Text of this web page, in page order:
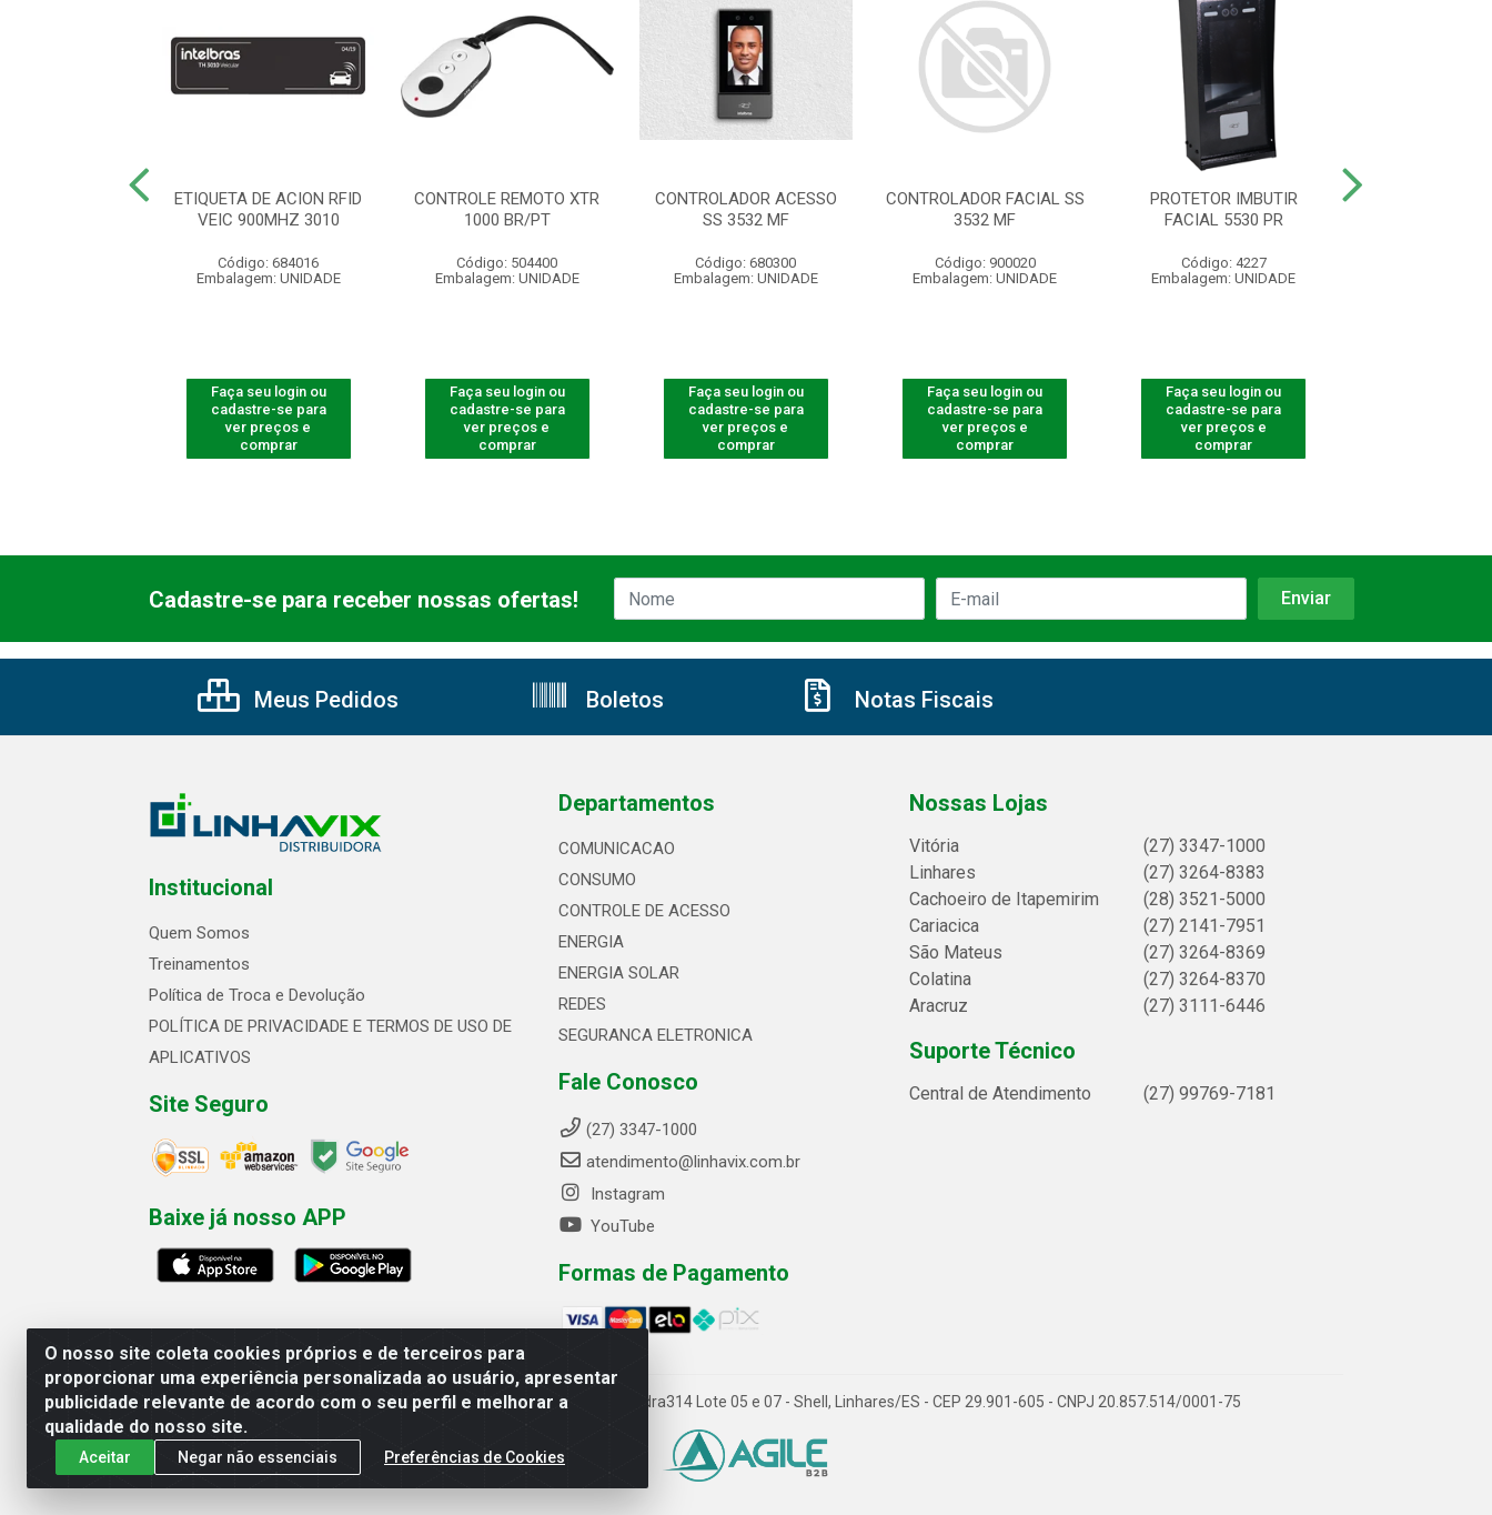
ETIQUETA DE ACION RFID
VEIC 900MHZ 3010
Código: 684016
Embalagem: UNIDADE
Faça seu login ou
cadastre-se para
ver preços e
comprar
CONTROLE REMOTO XTR
1000 BR/PT
Código: 504400
Embalagem: UNIDADE
Faça seu login ou
cadastre-se para
ver preços e
comprar
CONTROLADOR ACESSO
SS 3532 MF
Código: 680300
Embalagem: UNIDADE
Faça seu login ou
cadastre-se para
ver preços e
comprar
CONTROLADOR FACIAL SS
3532 MF
Código: 900020
Embalagem: UNIDADE
Faça seu login ou
cadastre-se para
ver preços e
comprar
PROTETOR IMBUTIR
FACIAL 5530 PR
Código: 4227
Embalagem: UNIDADE
Faça seu login ou
cadastre-se para
ver preços e
comprar
O nosso site coleta cookies próprios e de terceiros para
proporcionar uma experiência personalizada ao usuário, apresentar
publicidade relevante de acordo com o seu perfil e melhorar a
qualidade do nosso site.
Aceitar Negar não essenciais Preferências de Cookies
Cadastre-se para receber nossas ofertas!
Meus Pedidos Boletos Notas Fiscais
Institucional
Quem Somos
Treinamentos
Política de Troca e Devolução
POLÍTICA DE PRIVACIDADE E TERMOS DE USO DE
APLICATIVOS
Site Seguro
Baixe já nosso APP
Departamentos
COMUNICACAO
CONSUMO
CONTROLE DE ACESSO
ENERGIA
ENERGIA SOLAR
REDES
SEGURANCA ELETRONICA
Fale Conosco
(27) 3347-1000
atendimento@linhavix.com.br
Instagram
YouTube
Formas de Pagamento
Nossas Lojas
Vitória
(27) 3347-1000
Linhares
(27) 3264-8383
Cachoeiro de Itapemirim
(28) 3521-5000
Cariacica
(27) 2141-7951
São Mateus
(27) 3264-8369
Colatina
(27) 3264-8370
Aracruz
(27) 3111-6446
Suporte Técnico
Central de Atendimento (27) 99769-7181
Linhavix Distribuidora LTDA - Avenida Alegre, 2521 - Quadra314 Lote 05 e 07 - Shell, Linhares/ES - CEP 29.901-605 - CNPJ 20.857.514/0001-75